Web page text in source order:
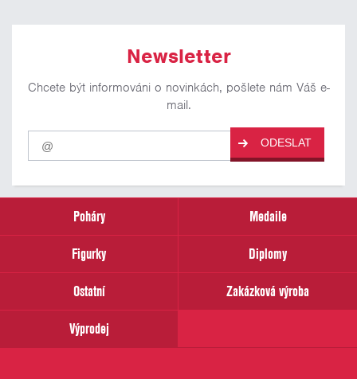
Newsletter
Chcete být informováni o novinkách, pošlete nám Váš e-
mail.
Pro
odběr
našich
email
ODESLAT
Poháry
Medaile
Figurky
Diplomy
Ostatní
Zakázková výroba
Výprodej